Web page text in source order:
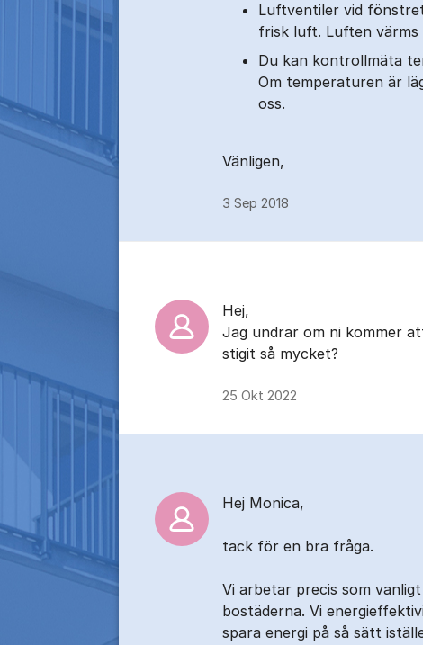
Luftventiler vid
frisk luft. Luften värms
Du kan kontrollmäta
Om temperaturen är
oss.
Vänligen,
3 Sep 2018
Hej,
Jag undrar om ni kommer
stigit så mycket?
25 Okt 2022
Hej Monica,
tack för en bra fråga.
Vi arbetar precis som
bostäderna. Vi
spara energi på så sätt